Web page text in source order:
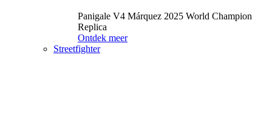
Panigale V4 Márquez 2025 World Champion
Replica
Ontdek meer
Streetfighter